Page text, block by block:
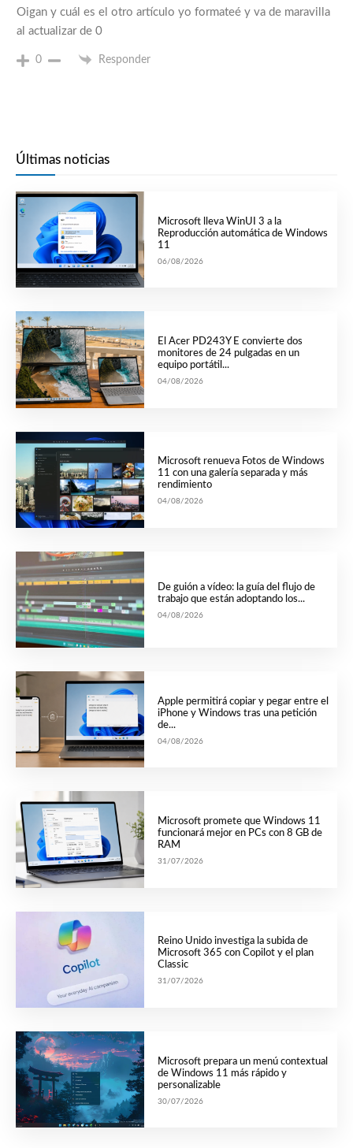
Oigan y cuál es el otro artículo yo formateé y va de maravilla
al actualizar de 0
0 Responder
Últimas noticias
Microsoft lleva WinUI 3 a la
Reproducción automática de Windows
11
06/08/2026
El Acer PD243Y E convierte dos
monitores de 24 pulgadas en un
equipo portátil...
04/08/2026
Microsoft renueva Fotos de Windows
11 con una galería separada y más
rendimiento
04/08/2026
De guión a vídeo: la guía del flujo de
trabajo que están adoptando los...
04/08/2026
Apple permitirá copiar y pegar entre el
iPhone y Windows tras una petición
de...
04/08/2026
Microsoft promete que Windows 11
funcionará mejor en PCs con 8 GB de
RAM
31/07/2026
Reino Unido investiga la subida de
Microsoft 365 con Copilot y el plan
Classic
31/07/2026
Microsoft prepara un menú contextual
de Windows 11 más rápido y
personalizable
30/07/2026